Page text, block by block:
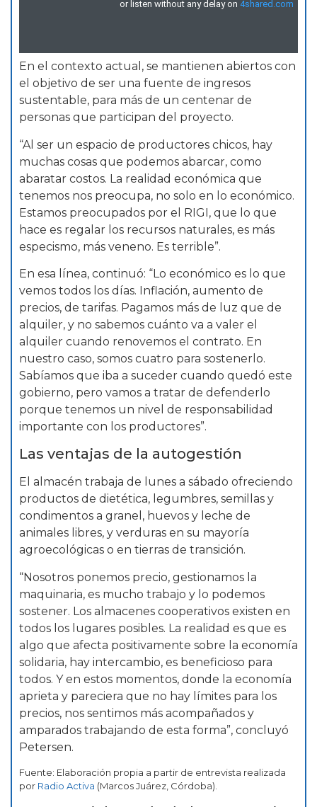
En el contexto actual, se mantienen abiertos con
el objetivo de ser una fuente de ingresos
sustentable, para más de un centenar de
personas que participan del proyecto.
“Al ser un espacio de productores chicos, hay
muchas cosas que podemos abarcar, como
abaratar costos. La realidad económica que
tenemos nos preocupa, no solo en lo económico.
Estamos preocupados por el RIGI, que lo que
hace es regalar los recursos naturales, es más
especismo, más veneno. Es terrible”.
En esa línea, continuó: “Lo económico es lo que
vemos todos los días. Inflación, aumento de
precios, de tarifas. Pagamos más de luz que de
alquiler, y no sabemos cuánto va a valer el
alquiler cuando renovemos el contrato. En
nuestro caso, somos cuatro para sostenerlo.
Sabíamos que iba a suceder cuando quedó este
gobierno, pero vamos a tratar de defenderlo
porque tenemos un nivel de responsabilidad
importante con los productores”.
Las ventajas de la autogestión
El almacén trabaja de lunes a sábado ofreciendo
productos de dietética, legumbres, semillas y
condimentos a granel, huevos y leche de
animales libres, y verduras en su mayoría
agroecológicas o en tierras de transición.
“Nosotros ponemos precio, gestionamos la
maquinaria, es mucho trabajo y lo podemos
sostener. Los almacenes cooperativos existen en
todos los lugares posibles. La realidad es que es
algo que afecta positivamente sobre la economía
solidaria, hay intercambio, es beneficioso para
todos. Y en estos momentos, donde la economía
aprieta y pareciera que no hay límites para los
precios, nos sentimos más acompañados y
amparados trabajando de esta forma”, concluyó
Petersen.
Fuente: Elaboración propia a partir de entrevista realizada
por Radio Activa (Marcos Juárez, Córdoba).